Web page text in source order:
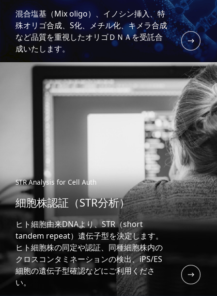
混合塩基（Mix oligo）、イノシン挿入、特
殊オリゴ合成、S化、メチル化、キメラ合成
など品質を重視したオリゴＤＮＡを受託合
成いたします。
STR Analysis for Cell Auth
細胞株認証（STR分析）
ヒト細胞由来DNAより、STR（short
tandem repeat）遺伝子型を決定します。
ヒト細胞株の同定や認証、同種細胞株内の
クロスコンタミネーションの検出、iPS/ES
細胞の遺伝子型確認などにご利用くださ
い。